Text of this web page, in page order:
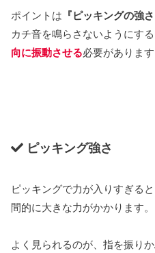
ポイントは 『ピッキングの強
カチ音を鳴らさないようにする
向に振動させる必要があります
ピッキング強さ
ピッキングで力が入りすぎる
間的に大きな力がかかります。
よく見られるのが、指を振り